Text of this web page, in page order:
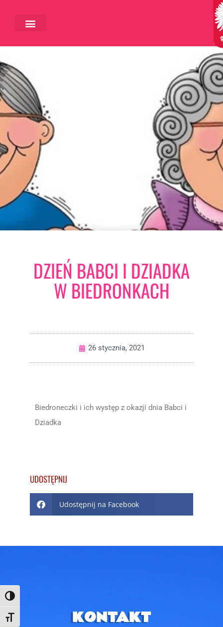
Toggle High Contrast
Toggle Font size
DZIEŃ BABCI I DZIADKA
W BIEDRONKACH
26 stycznia, 2021
Biedroneczki i ich występ z okazji dnia Babci i
Dziadka
UDOSTĘPNIJ
Udostępnij na Facebook
KONTAKT